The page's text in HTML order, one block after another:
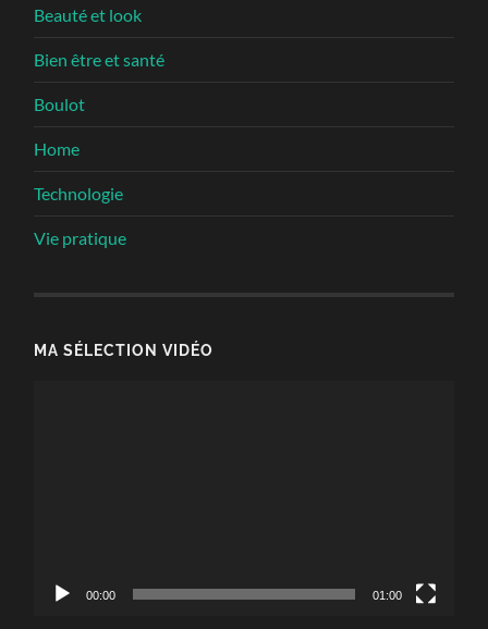
Beauté et look
Bien être et santé
Boulot
Home
Technologie
Vie pratique
MA SÉLECTION VIDÉO
00:00 01:00